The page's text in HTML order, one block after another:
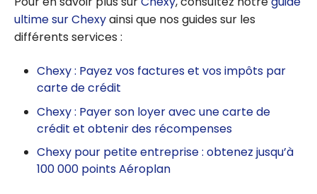
ultime sur Chexyainsi que nos guides sur les
différents services :
Chexy : Payez vos factures et vos impôts par
carte de crédit
Chexy : Payer son loyer avec une carte de
crédit et obtenir des récompenses
Chexy pour petite entreprise : obtenez jusqu’à
100 000 points Aéroplan